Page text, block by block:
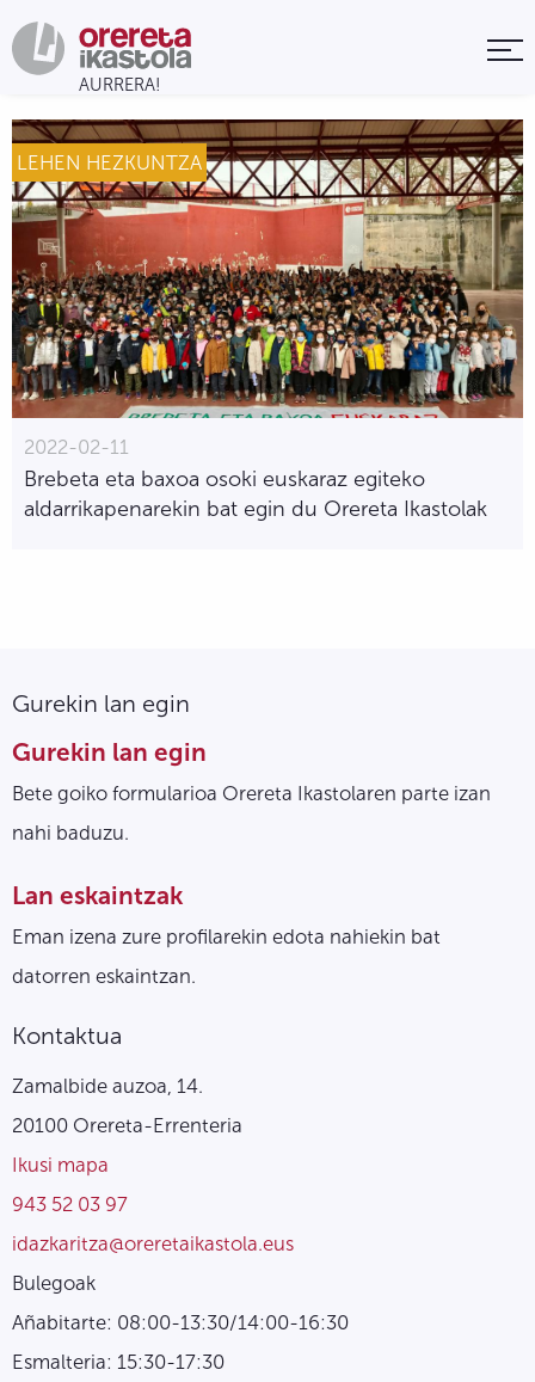
LEHEN HEZKUNTZA
2022-02-11
Brebeta eta baxoa osoki euskaraz egiteko
aldarrikapenarekin bat egin du Orereta Ikastolak
Gurekin lan egin
Gurekin lan egin
Bete goiko formularioa Orereta Ikastolaren parte izan
nahi baduzu.
Lan eskaintzak
Eman izena zure profilarekin edota nahiekin bat
datorren eskaintzan.
Kontaktua
Zamalbide auzoa, 14.
20100 Orereta-Errenteria
Ikusi mapa
943 52 03 97
idazkaritza@oreretaikastola.eus
Bulegoak
Añabitarte: 08:00-13:30/14:00-16:30
Esmalteria: 15:30-17:30